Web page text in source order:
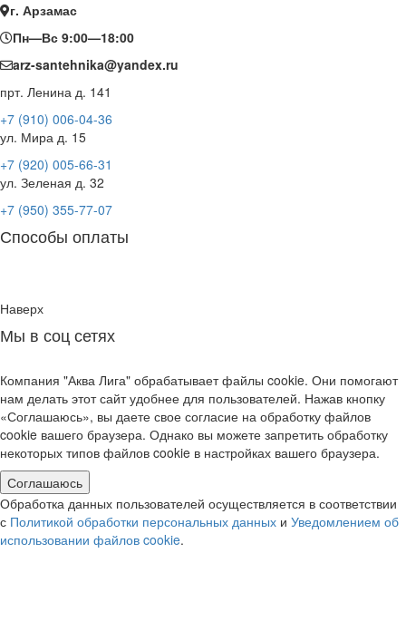
г. Арзамас
Пн—Вс 9:00—18:00
arz-santehnika@yandex.ru
прт. Ленина д. 141
+7 (910) 006-04-36
ул. Мира д. 15
+7 (920) 005-66-31
ул. Зеленая д. 32
+7 (950) 355-77-07
Способы оплаты
Наверх
Мы в соц сетях
Компания "Аква Лига" обрабатывает файлы cookie. Они помогают
нам делать этот сайт удобнее для пользователей. Нажав кнопку
«Соглашаюсь», вы даете свое согласие на обработку файлов
cookie вашего браузера. Однако вы можете запретить обработку
некоторых типов файлов cookie в настройках вашего браузера.
Соглашаюсь
Обработка данных пользователей осуществляется в соответствии
с Политикой обработки персональных данных и Уведомлением об
использовании файлов cookie.